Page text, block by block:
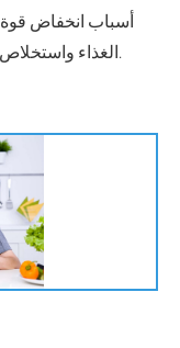
أسباب انخفاض قوة
الغذاء واستخلاص الأعشاب والحمامات العلاجية لقوة الذكور.